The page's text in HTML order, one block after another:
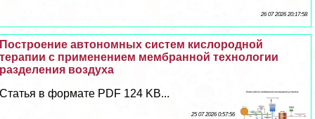
26 07 2026 20:17:58
Построение автономных систем кислородной
терапии с применением мембранной технологии
разделения воздуха
Статья в формате PDF 124 KB...
25 07 2026 0:57:56